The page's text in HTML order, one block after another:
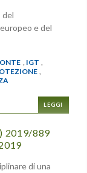
del
e del
IGT
LEGGI
2019/889
di una